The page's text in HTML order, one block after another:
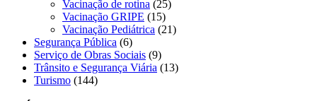
Vacinação de rotina (25)
Vacinação GRIPE (15)
Vacinação Pediátrica (21)
Segurança Pública (6)
Serviço de Obras Sociais (9)
Trânsito e Segurança Viária (13)
Turismo (144)